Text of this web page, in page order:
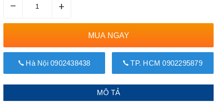
– +
MUA NGAY
Hà Nội 0902438438 TP. HCM 0902295879
MÔ TẢ